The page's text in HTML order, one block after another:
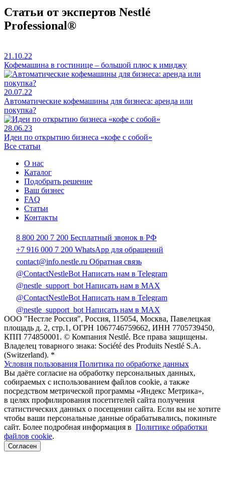
Статьи от экспертов Nestlé
Professional®
21.10.22
Кофемашина в гостинице – большой плюс к имиджу
20.07.22
Автоматические кофемашины для бизнеса: аренда или
покупка?
28.06.23
Идеи по открытию бизнеса «кофе с собой»
Все статьи
О нас
Каталог
Подобрать решение
Ваш бизнес
FAQ
Статьи
Контакты
8 800 200 7 200 Бесплатный звонок в РФ
+7 916 000 7 200 WhatsApp для обращений
contact@info.nestle.ru Обратная связь
@ContactNestleBot Написать нам в Telegram
@nestle_support_bot Написать нам в MAX
@ContactNestleBot Написать нам в Telegram
@nestle_support_bot Написать нам в MAX
ООО "Нестле Россия", Россия, 115054, Москва, Павелецкая
площадь д. 2, стр.1, ОГРН 1067746759662, ИНН 7705739450,
КПП 774850001. © Компания Nestlé. Все права защищены.
Владелец товарного знака: Société des Produits Nestlé S.A.
(Switzerland). *
Условия пользования Политика по обработке данных
Вы даёте согласие на обработку персональных данных,
собираемых с использованием файлов cookie, а также
посредством метрической программы «Яндекс Метрика»,
в целях профилирования посетителей сайта получения
статистических данных о посещении сайта. Если вы не хотите
чтобы ваши персональные данные обрабатывались, покиньте
сайт. Более подробная информация в Политике обработки
файлов cookie.
Согласен